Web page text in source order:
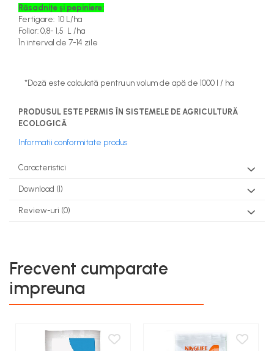
Răsadnițe și pepiniere:
Fertigare: 10 L/ha
Foliar: 0,8- 1,5 L /ha
În interval de 7-14 zile
*Doză este calculată pentru un volum de apă de 1000 l / ha
PRODUSUL ESTE PERMIS ÎN SISTEMELE DE AGRICULTURĂ
ECOLOGICĂ
Informatii conformitate produs
Caracteristici
Download (1)
Review-uri (0)
Frecvent cumparate
impreuna